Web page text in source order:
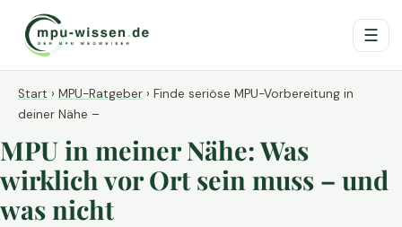
☰
Start › MPU-Ratgeber › Finde seriöse MPU-Vorbereitung in
deiner Nähe –
MPU in meiner Nähe: Was
wirklich vor Ort sein muss – und
was nicht